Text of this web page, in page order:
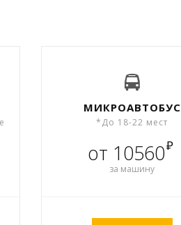
МИКРОАВТОБУС
*До 18-22 мест
от 10560₽
за машину